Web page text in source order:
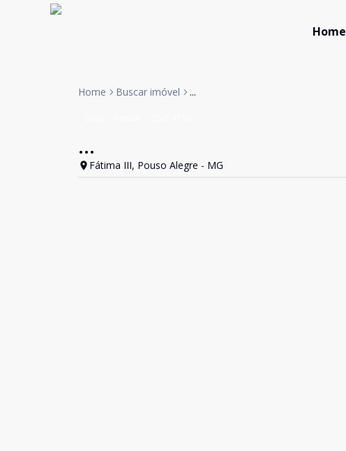
Home
Home Buscar imóvel ...
...
Fátima III, Pouso Alegre - MG